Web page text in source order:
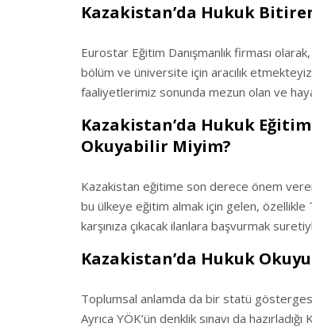
Kazakistan’da Hukuk
Eurostar Eğitim Danışmanlık firması
bölüm ve üniversite için aracılık
faaliyetlerimiz sonunda mezun olan ve
Kazakistan’da Hukuk
Okuyabilir Miyim?
Kazakistan eğitime son derece önem
bu ülkeye eğitim almak için gelen, özellikle
karşınıza çıkacak ilanlara başvurmak
Kazakistan’da Hukuk
Toplumsal anlamda da bir statü
Ayrıca YÖK’ün denklik sınavı da